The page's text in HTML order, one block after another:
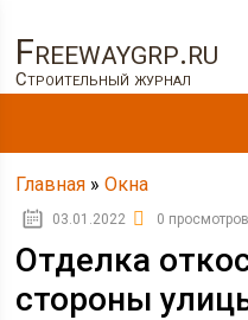
Freewaygrp.ru
Строительный журнал
Главная »Окна
03.01.2022 0 просмотров
Отделка
стороны